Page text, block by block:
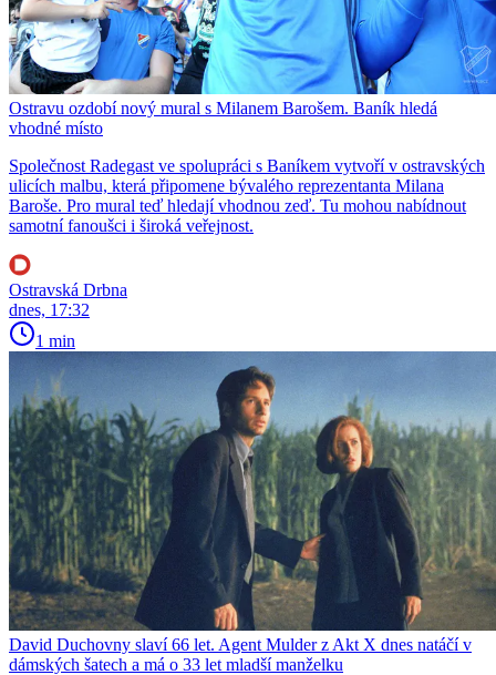
Ostravu ozdobí nový mural s Milanem Barošem. Baník hledá
vhodné místo
Společnost Radegast ve spolupráci s Baníkem vytvoří v ostravských
ulicích malbu, která připomene bývalého reprezentanta Milana
Baroše. Pro mural teď hledají vhodnou zeď. Tu mohou nabídnout
samotní fanoušci i široká veřejnost.
Ostravská Drbna
dnes, 17:32
1 min
David Duchovny slaví 66 let. Agent Mulder z Akt X dnes natáčí v
dámských šatech a má o 33 let mladší manželku